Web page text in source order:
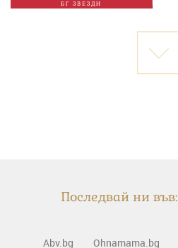
БГ ЗВЕЗДИ
Последвай ни във:
Abv.bg Ohnamama.bg